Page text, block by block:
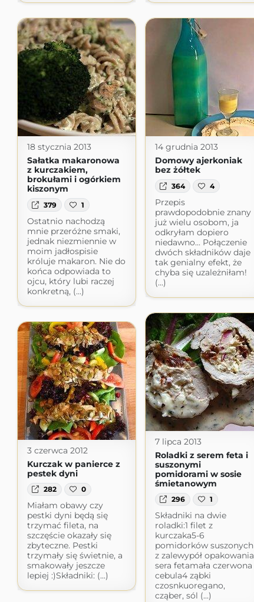
18 stycznia 2013
Sałatka makaronowa
z kurczakiem,
brokułami i ogórkiem
kiszonym
379 1
Ostatnio nachodzą
mnie przeróżne smaki,
jednak niezmiennie w
moim jadłospisie
króluje makaron. Nie do
końca odpowiada to
ojcu, który lubi raczej
konkretną, (...)
14 grudnia 2013
Domowy ajerkoniak
bez żółtek
364 4
Przepis
prawdopodobnie znany
już wielu osobom, ja
odkryłam dopiero
niedawno... Połączenie
dwóch składników daje
tak genialny efekt, że
chyba się uzależniłam!
(...)
7 lipca 2013
Roladki z serem feta i
suszonymi
pomidorami w sosie
śmietanowym
296 1
Składniki na dwie
roladki:1 filet z
kurczaka5-6
pomidorków suszonych
z zalewypół opakowania
sera fetamała czerwona
cebula4 ząbki
czosnkuoregano,
cząber, sól (...)
3 czerwca 2012
Kurczak w panierce z
pestek dyni
282 0
Miałam obawy czy
pestki dyni będą się
trzymać fileta, na
szczęście okazały się
zbyteczne. Pestki
trzymały się świetnie, a
smakowały jeszcze
lepiej :)Składniki: (...)